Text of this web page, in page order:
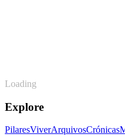
Loading
Explore
PilaresViverArquivosCrónicas